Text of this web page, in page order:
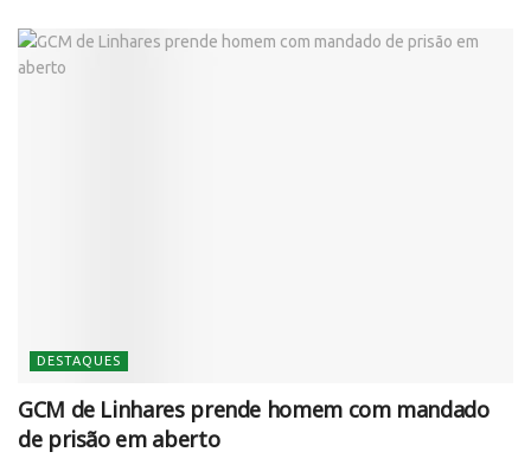
DESTAQUES
GCM de Linhares prende homem com mandado
de prisão em aberto